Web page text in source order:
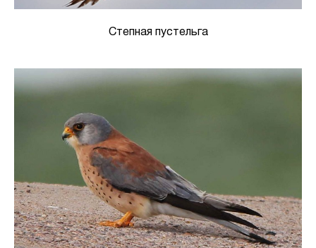
Степная пустельга